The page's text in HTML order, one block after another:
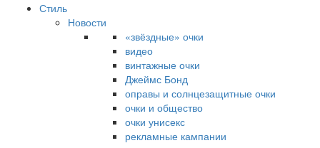
Стиль
Новости
«звёздные» очки
видео
винтажные очки
Джеймс Бонд
оправы и солнцезащитные очки
очки и общество
очки унисекс
рекламные кампании